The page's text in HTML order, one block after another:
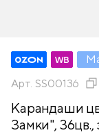
Арт. SS00136
Карандаши
Замки", 36цв.,